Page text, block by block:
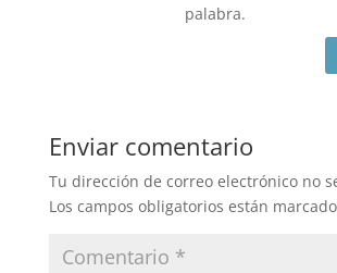
palabra.
Enviar comentario
Tu dirección de correo electrónico no
Los campos obligatorios están